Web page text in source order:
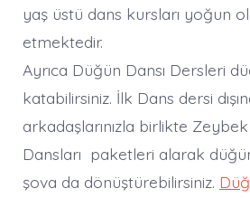
yaş üstü dans kursları yoğun
etmektedir.
Ayrıca Düğün Dansı Dersleri
katabilirsiniz. İlk Dans dersi
arkadaşlarınızla birlikte
Dansları paketleri alarak
şova da dönüştürebilirsiniz.